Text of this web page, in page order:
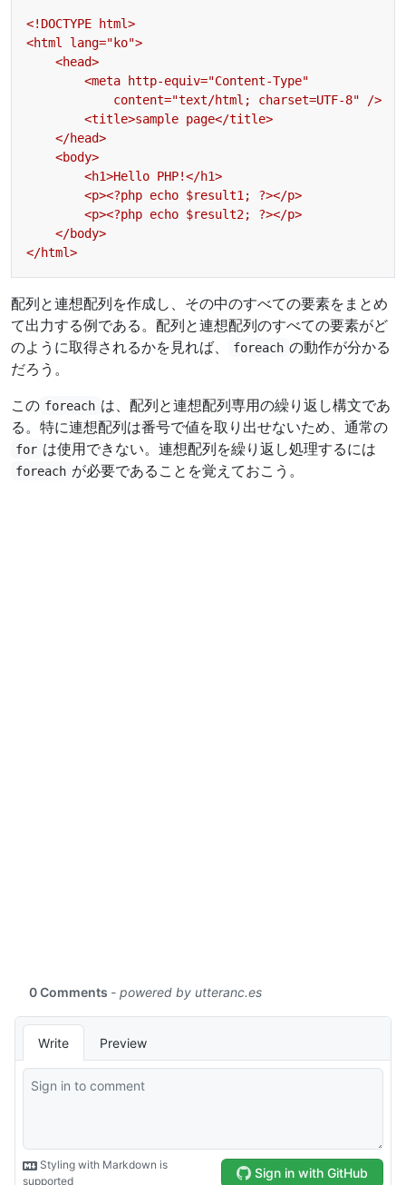
配列と連想配列を作成し、その中のすべての要素をまとめ
て出力する例である。配列と連想配列のすべての要素がど
のように取得されるかを見れば、
foreach の動作が分かる
だろう。
この foreach は、配列と連想配列専用の繰り返し構文であ
る。特に連想配列は番号で値を取り出せないため、通常の
for は使用できない。連想配列を繰り返し処理するには
foreach が必要であることを覚えておこう。